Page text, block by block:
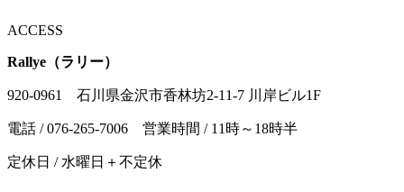
ACCESS
Rallye（ラリー）
920-0961 石川県金沢市香林坊2-11-7 川岸ビル1F
電話 / 076-265-7006 営業時間 / 11時～18時半
定休日 / 水曜日＋不定休